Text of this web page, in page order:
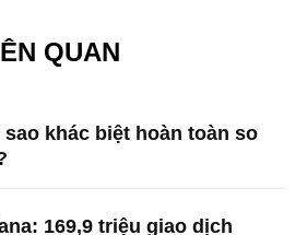
QUAN
sao khác biệt hoàn toàn so
169,9 triệu giao dịch